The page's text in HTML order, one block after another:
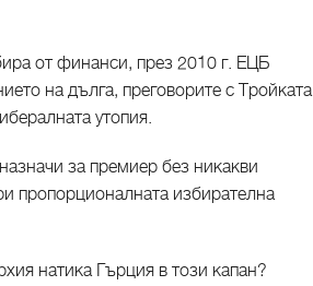
от финанси, през 2010 г. ЕЦБ
на дълга, преговорите с Тройката
утопия.
за премиер без никакви
пропорционалната избирателна
натика Гърция в този капан?